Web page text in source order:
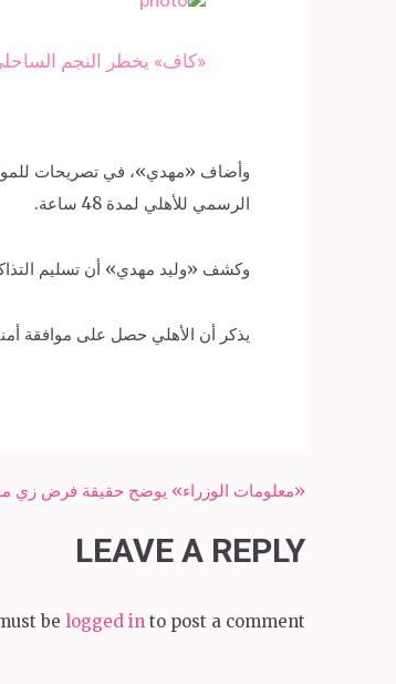
«كاف» يخطر النجم
الرسمي للأهلي لمدة 48 ساعة.
وكشف «وليد مهدي» أن تسليم التذاكر للجمهور سيكون
يذكر أن الأهلي حصل على موافقة أمنية بحضور 40 ألف مشجع لمباراة الأهلي والنجم الساحلي المقبلة والتي ستقام يوم 22 أكتوبر
Post
«معلومات الوزراء» يوضح حقيقة فرض زي
LEAVE A REPLY
be logged in to post a comment.